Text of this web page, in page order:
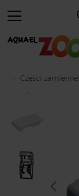
Części zamienne